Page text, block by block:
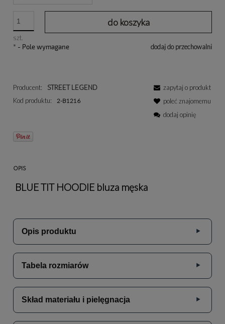
szt.
do koszyka
dodaj do przechowalni
* - Pole wymagane
Producent:
STREET LEGEND
Kod produktu:
2-B1216
zapytaj o produkt
poleć znajomemu
dodaj opinię
OPIS
BLUE TIT HOODIE bluza męska
Opis produktu
Tabela rozmiarów
Skład materiału i pielęgnacja